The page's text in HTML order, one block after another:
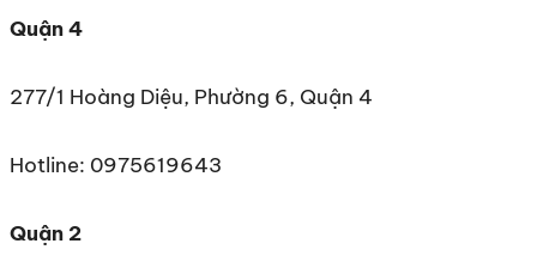
Quận 4
277/1 Hoàng Diệu, Phường 6, Quận 4
Hotline: 0975619643
Quận 2